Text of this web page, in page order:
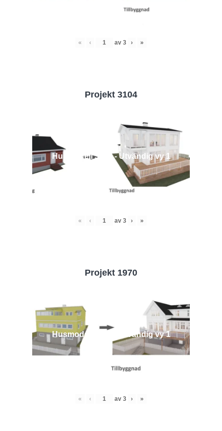
« ‹ av 3 › »
Projekt 3104
Husmodell 3104 - Utvändig vy 1
« ‹ av 3 › »
Projekt 1970
Husmodell 1970 - Utvändig vy 1
« ‹ av 3 › »